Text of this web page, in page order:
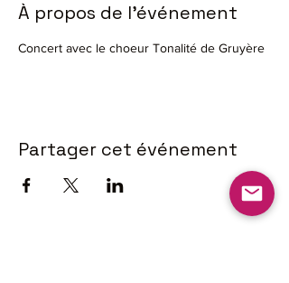
À propos de l'événement
Concert avec le choeur Tonalité de Gruyère
Partager cet événement